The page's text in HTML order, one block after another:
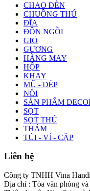
CHAO ĐÈN
CHUỒNG THÚ
ĐĨA
ĐÔN NGỒI
GIỎ
GƯƠNG
HÀNG MAY
HỘP
KHAY
MŨ - DÉP
NÔI
SẢN PHẨM
SỌT
SỌT THÚ
THẢM
TÚI - VÍ - CẶP
Liên hệ
Công ty TNHH Vina
Địa chỉ : Tòa văn phòng